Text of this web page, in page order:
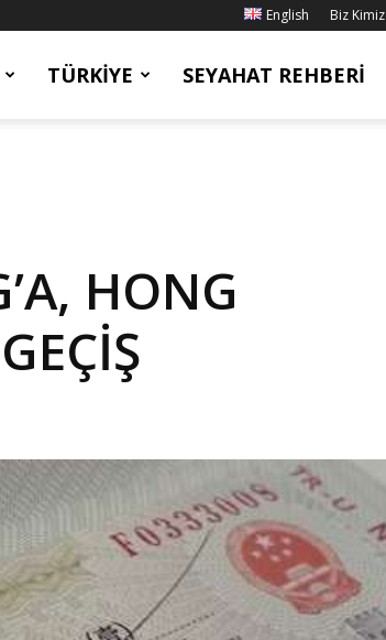
English Biz Kimiz
TÜRKIYE SEYAHAT REHBERI
HONG